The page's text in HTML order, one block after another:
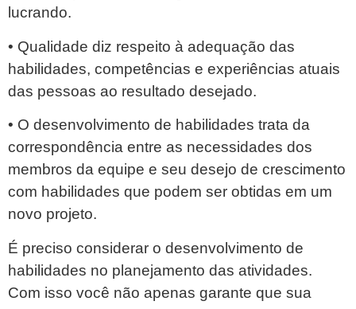
lucrando.
• Qualidade diz respeito à adequação das
habilidades, competências e experiências atuais
das pessoas ao resultado desejado.
• O desenvolvimento de habilidades trata da
correspondência entre as necessidades dos
membros da equipe e seu desejo de crescimento
com habilidades que podem ser obtidas em um
novo projeto.
É preciso considerar o desenvolvimento de
habilidades no planejamento das atividades.
Com isso você não apenas garante que sua